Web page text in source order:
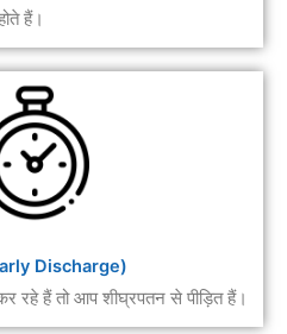
हैं।
Discharge)
रहे हैं तो आप शीघ्रपतन से पीड़ित हैं।